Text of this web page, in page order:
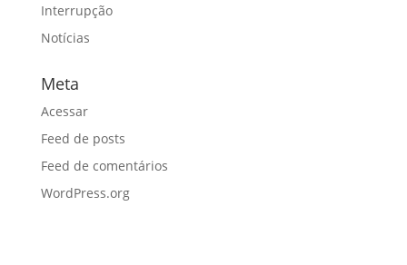
Interrupção
Notícias
Meta
Acessar
Feed de posts
Feed de comentários
WordPress.org